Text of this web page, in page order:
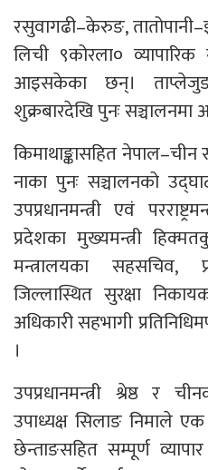
रसुवागढी–केरुङ,
लिची ९कोरला०
आइसकेका छन्।
शुक्रबारदेखि पुनः
किमाथाङ्कासहित
नाका पुनः सञ्चालनको
उपप्रधानमन्त्री एवं
प्रदेशका मुख्यमन्त्री
मन्त्रालयका सहसचिव,
जिल्लास्थित सुरक्षा
अधिकारी सहभागी
।
उपप्रधानमन्त्री श्रेष्ठ र
उपाध्यक्ष सिलाङ निमाले एक
छेन्ताङसहित सम्पूर्ण